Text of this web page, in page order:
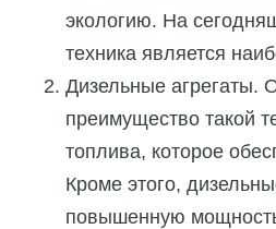
экологию. На
техника является
Дизельные агрегаты.
преимущество такой
топлива, которое
Кроме этого,
повышенную